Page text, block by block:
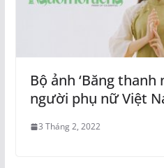
Bộ ảnh ‘Băng thanh
người phụ nữ Việt
3 Tháng 2, 2022